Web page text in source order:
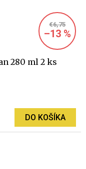
€6,75
–13 %
280 ml 2 ks
DO KOŠÍKA